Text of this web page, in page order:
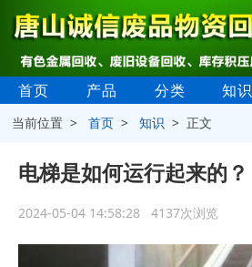
首页 产品 分类 知识
当前位置 >首页 >知识 > 正文
电梯是如何运行起来的？
2024-05-04 14:58:28 4137次浏览